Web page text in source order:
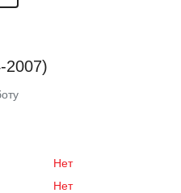
2007)
Нет
Нет